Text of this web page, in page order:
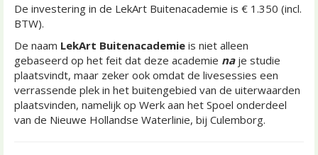
De investering in de LekArt Buitenacademie is € 1.350 (incl.
BTW).
De naam LekArt Buitenacademie is niet alleen
gebaseerd op het feit dat deze academie naje studie
plaatsvindt, maar zeker ook omdat de livesessies een
verrassende plek in het buitengebied van de uiterwaarden
plaatsvinden, namelijk op Werk aan het Spoel onderdeel
van de Nieuwe Hollandse Waterlinie, bij Culemborg.